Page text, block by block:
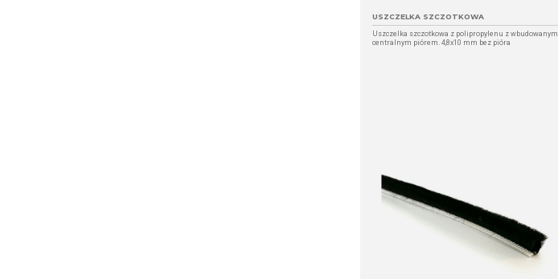
USZCZELKA SZCZOTKOWA
Uszczelka szczotkowa z polipropylenu z wbudowanym
centralnym piórem. 4,8x10 mm bez pióra